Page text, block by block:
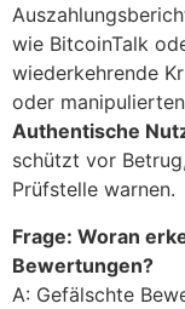
wie BitcoinTalk
wiederkehrende
oder
Authentische
schützt vor
Prüfstelle warnen.
Frage: Woran
Bewertungen?
A: Gefälschte